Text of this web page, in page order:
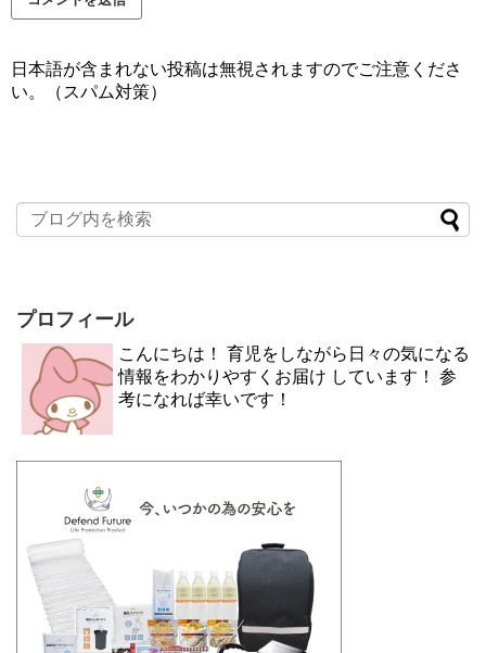
日本語が含まれない投稿は無視されますのでご注意くださ
い。（スパム対策）
プロフィール
こんにちは！ 育児をしながら日々の気になる
情報をわかりやすくお届け しています！ 参
考になれば幸いです！